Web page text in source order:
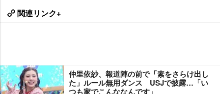
関連リンク+
仲里依紗、報道陣の前で「素をさらけ出し
た」ルール無用ダンス USJで披露…「い
つも家でこんななんです」